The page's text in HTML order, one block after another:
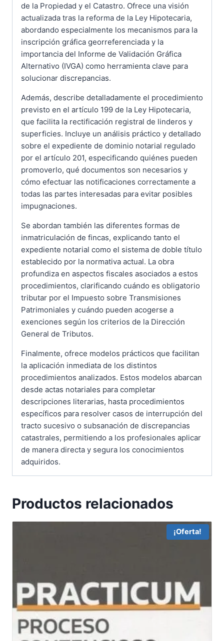
de la Propiedad y el Catastro. Ofrece una visión
actualizada tras la reforma de la Ley Hipotecaria,
abordando especialmente los mecanismos para la
inscripción gráfica georreferenciada y la
importancia del Informe de Validación Gráfica
Alternativo (IVGA) como herramienta clave para
solucionar discrepancias.
Además, describe detalladamente el procedimiento
previsto en el artículo 199 de la Ley Hipotecaria,
que facilita la rectificación registral de linderos y
superficies. Incluye un análisis práctico y detallado
sobre el expediente de dominio notarial regulado
por el artículo 201, especificando quiénes pueden
promoverlo, qué documentos son necesarios y
cómo efectuar las notificaciones correctamente a
todas las partes interesadas para evitar posibles
impugnaciones.
Se abordan también las diferentes formas de
inmatriculación de fincas, explicando tanto el
expediente notarial como el sistema de doble título
establecido por la normativa actual. La obra
profundiza en aspectos fiscales asociados a estos
procedimientos, clarificando cuándo es obligatorio
tributar por el Impuesto sobre Transmisiones
Patrimoniales y cuándo pueden acogerse a
exenciones según los criterios de la Dirección
General de Tributos.
Finalmente, ofrece modelos prácticos que facilitan
la aplicación inmediata de los distintos
procedimientos analizados. Estos modelos abarcan
desde actas notariales para completar
descripciones literarias, hasta procedimientos
específicos para resolver casos de interrupción del
tracto sucesivo o subsanación de discrepancias
catastrales, permitiendo a los profesionales aplicar
de manera directa y segura los conocimientos
adquiridos.
Productos relacionados
¡Oferta!